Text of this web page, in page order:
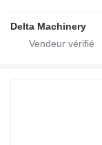
Delta Machinery